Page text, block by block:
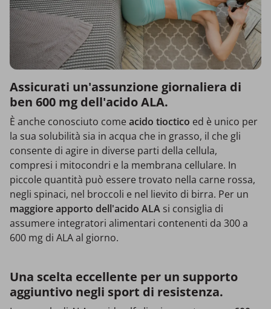
Assicurati un'assunzione giornaliera di
ben 600 mg dell'acido ALA.
È anche conosciuto come acido tioctico ed è unico per
la sua solubilità sia in acqua che in grasso, il che gli
consente di agire in diverse parti della cellula,
compresi i mitocondri e la membrana cellulare. In
piccole quantità può essere trovato nella carne rossa,
negli spinaci, nel broccoli e nel lievito di birra. Per un
maggiore apporto dell'acido ALA si consiglia di
assumere integratori alimentari contenenti da 300 a
600 mg di ALA al giorno.
Una scelta eccellente per un supporto
aggiuntivo negli sport di resistenza.